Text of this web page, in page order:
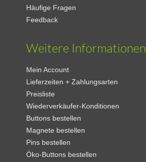
Häufige Fragen
Feedback
Weitere Informationen
Mein Account
Lieferzeiten + Zahlungsarten
Preisliste
Wiederverkäufer-Konditionen
Buttons bestellen
Magnete bestellen
Pins bestellen
Öko-Buttons bestellen